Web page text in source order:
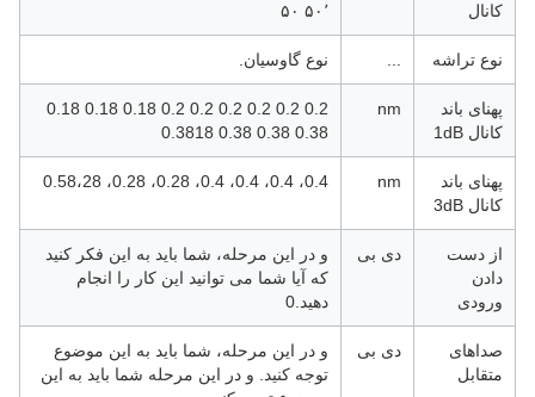
کانال
۵۰٬ ۵۰
نوع تراشه نوع گاوسیان.
پهنای باند
کانال 1dB
nm
0.2 0.2 0.2 0.2 0.2 0.2 0.18 0.18 0.18
0.38 0.38 0.38 0.3818
پهنای باند
کانال 3dB
nm 0.4، 0.4، 0.4، 0.4، 0.28، 0.28، 0.58،28
از دست
دادن
ورودی
دی بی
و در این مرحله، شما باید به این فکر کنید
که آیا شما می توانید این کار را انجام
دهید.0
صداهای
متقابل
دی بی
و در این مرحله، شما باید به این موضوع
توجه کنید. و در این مرحله شما باید به این